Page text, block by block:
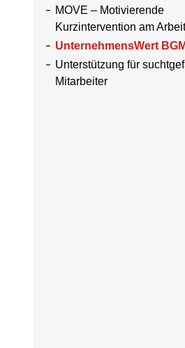
MOVE – Motivierende
Kurzintervention am
UnternehmensWert BGM
Unterstützung für
Mitarbeiter